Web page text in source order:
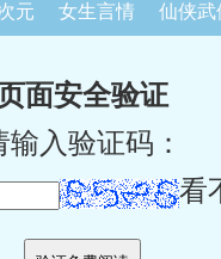
元 女生言情 仙侠武
面安全验证
输入验证码：
看